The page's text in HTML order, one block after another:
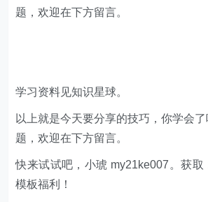
题，欢迎在下方留言。
学习资料见知识星球。
以上就是今天要分享的技巧，你学会
题，欢迎在下方留言。
快来试试吧，小琥 my21ke007。获取
模板福利​​​​！